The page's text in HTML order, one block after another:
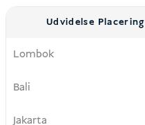
Udvidelse Placering
Lombok
Bali
Jakarta